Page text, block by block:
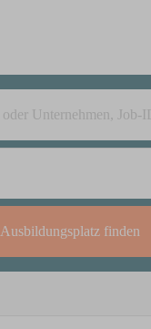
Ausbildungsplatz finden